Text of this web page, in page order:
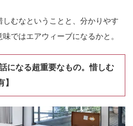
むなということと、分かりやす
ではエアウィーブになるかと。
になる超重要なもの。惜しむ